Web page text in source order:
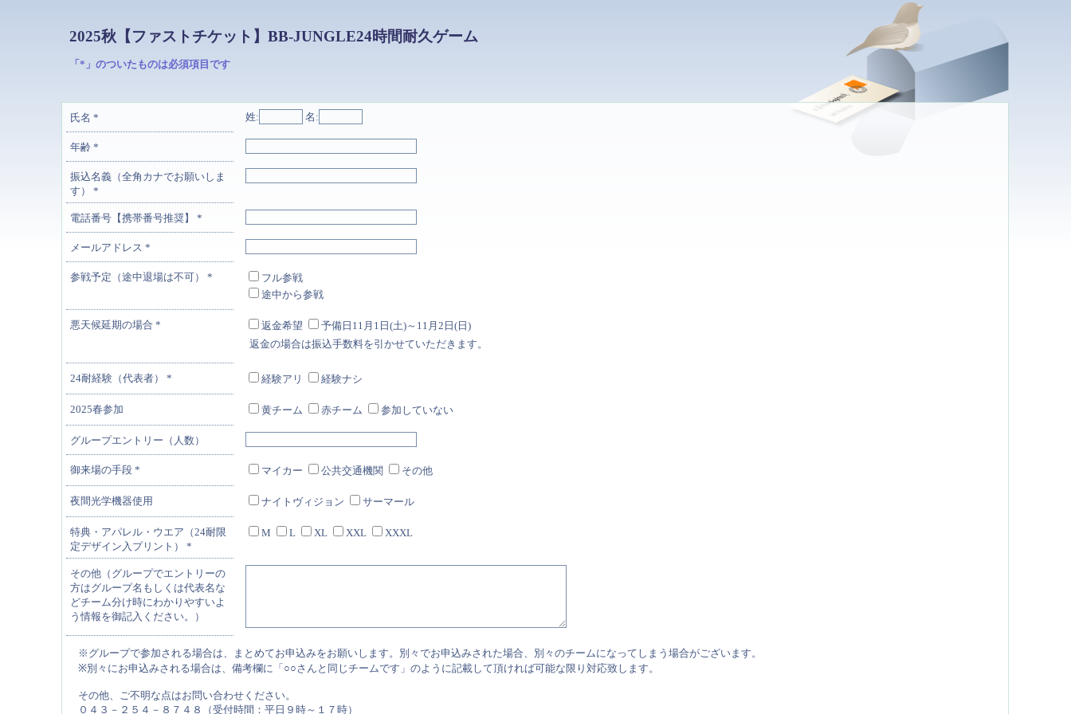
2025秋【ファストチケット】BB-JUNGLE24時間耐久ゲーム
「*」のついたものは必須項目です
氏名* 姓: 名:
年齢*
振込名義（全角カナでお願いしま
す）*
電話番号【携帯番号推奨】*
メールアドレス*
参戦予定（途中退場は不可）*
フル参戦
途中から参戦
悪天候延期の場合* 返金希望
予備日11月1日(土)～11月2日(日)
返金の場合は振込手数料を引かせていただきます。
24耐経験（代表者）* 経験アリ 経験ナシ
2025春参加 黄チーム 赤チーム 参加していない
グループエントリー（人数）
御来場の手段* マイカー 公共交通機関 その他
夜間光学機器使用 ナイトヴィジョン サーマール
特典・アパレル・ウエア（24耐限
定デザイン入プリント）*
M L XL XXL XXXL
その他（グループでエントリーの
方はグループ名もしくは代表名な
どチーム分け時にわかりやすいよ
う情報を御記入ください。）
※グループで参加される場合は、まとめてお申込みをお願いします。別々でお申込みされた場合、別々のチームになってしまう場合がございます。
※別々にお申込みされる場合は、備考欄に「○○さんと同じチームです」のように記載して頂ければ可能な限り対応致します。
その他、ご不明な点はお問い合わせください。
０４３－２５４－８７４８（受付時間：平日９時～１７時）